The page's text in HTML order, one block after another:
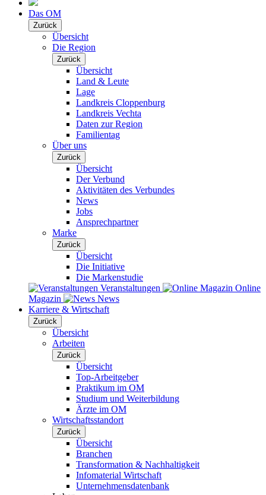
Das OM
Zurück
Übersicht
Die Region
Zurück
Übersicht
Land & Leute
Lage
Landkreis Cloppenburg
Landkreis Vechta
Daten zur Region
Familientag
Über uns
Zurück
Übersicht
Der Verbund
Aktivitäten des Verbundes
News
Jobs
Ansprechpartner
Marke
Zurück
Übersicht
Die Initiative
Die Markenstudie
Veranstaltungen
Online
Magazin
News
Karriere & Wirtschaft
Zurück
Übersicht
Arbeiten
Zurück
Übersicht
Top-Arbeitgeber
Praktikum im OM
Studium und Weiterbildung
Ärzte im OM
Wirtschaftsstandort
Zurück
Übersicht
Branchen
Transformation & Nachhaltigkeit
Infomaterial Wirtschaft
Unternehmensdatenbank